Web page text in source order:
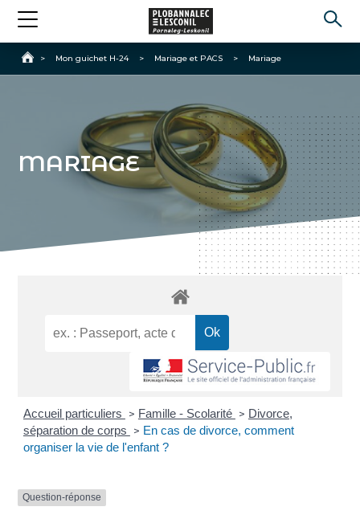
Accueil
> Mon guichet H-24 > Mariage et PACS > Mariage
MARIAGE
Accueil particuliers > Famille - Scolarité > Divorce,
séparation de corps
> En cas de divorce, comment
organiser la vie de l'enfant ?
Question-réponse